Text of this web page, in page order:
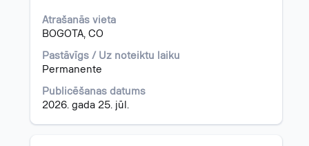
piedāvājumu.
Atrašanās vieta
BOGOTA, CO
Pastāvīgs / Uz noteiktu laiku
Permanente
Publicēšanas datums
2026. gada 25. jūl.
lai
skatītu
visu
informāciju
darba
piedāvājumu.